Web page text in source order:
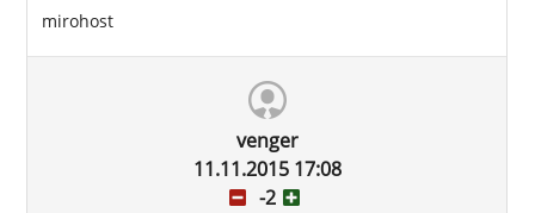
mirohost
venger
11.11.2015 17:08
-2